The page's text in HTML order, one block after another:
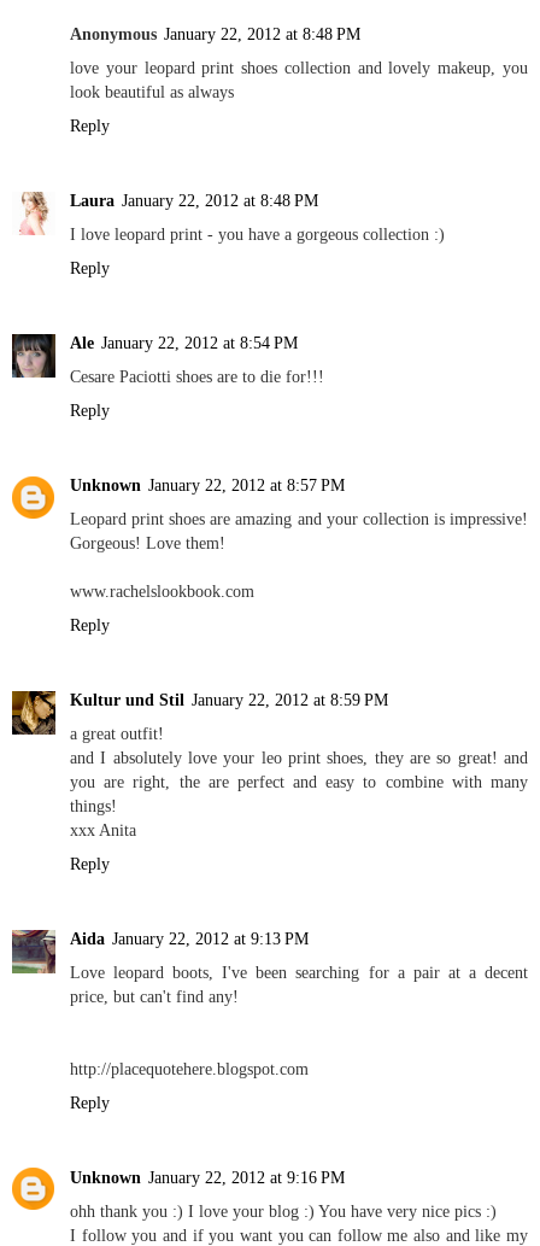
Anonymous January 22, 2012 at 8:48 PM
love your leopard print shoes collection and lovely makeup, you
look beautiful as always
Reply
Laura January 22, 2012 at 8:48 PM
I love leopard print - you have a gorgeous collection :)
Reply
Ale January 22, 2012 at 8:54 PM
Cesare Paciotti shoes are to die for!!!
Reply
Unknown January 22, 2012 at 8:57 PM
Leopard print shoes are amazing and your collection is impressive!
Gorgeous! Love them!
www.rachelslookbook.com
Reply
Kultur und Stil January 22, 2012 at 8:59 PM
a great outfit!
and I absolutely love your leo print shoes, they are so great! and
you are right, the are perfect and easy to combine with many
things!
xxx Anita
Reply
Aida January 22, 2012 at 9:13 PM
Love leopard boots, I've been searching for a pair at a decent
price, but can't find any!
http://placequotehere.blogspot.com
Reply
Unknown January 22, 2012 at 9:16 PM
ohh thank you :) I love your blog :) You have very nice pics :)
I follow you and if you want you can follow me also and like my